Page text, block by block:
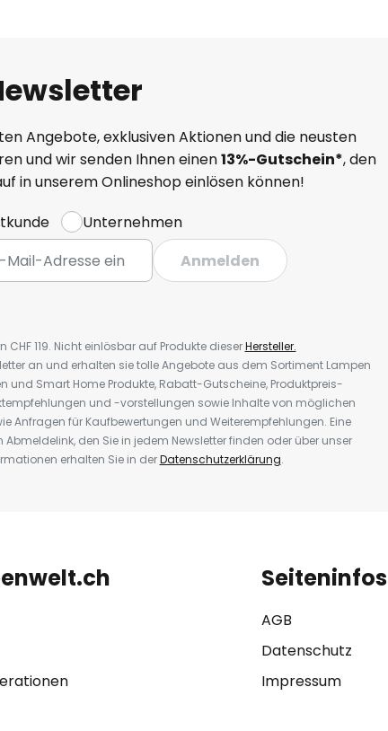
Angebote, exklusiven Aktionen und die neusten
und wir senden Ihnen einen13%-Gutschein*, den
in unserem Onlineshop einlösen können!
Unternehmen
Anmelden
119. Nicht einlösbar auf Produkte dieserHersteller.
an und erhalten sie tolle Angebote aus dem Sortiment Lampen
und Smart Home Produkte, Rabatt-Gutscheine, Produktpreis-
und -vorstellungen sowie Inhalte von möglichen
Anfragen für Kaufbewertungen und Weiterempfehlungen. Eine
den Sie in jedem Newsletter finden oder über unser
erhalten Sie in derDatenschutzerklärung.
Seiteninfos
AGB
Datenschutz
Impressum